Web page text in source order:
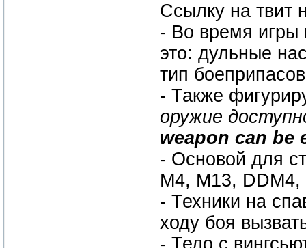
Ссылку на твит
- Во время игры
это: дульные
тип
- Также
оружие
weapon can be
- Основой для
M4, M13,
- Техники на
ходу боя
- Тело с